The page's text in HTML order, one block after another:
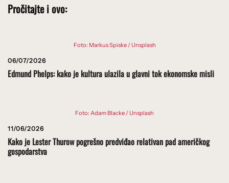
Pročitajte i ovo:
Foto: Markus Spiske / Unsplash
06/07/2026
Edmund Phelps: kako je kultura ulazila u glavni tok ekonomske misli
Foto: Adam Blacke / Unsplash
11/06/2026
Kako je Lester Thurow pogrešno predviđao relativan pad američkog
gospodarstva